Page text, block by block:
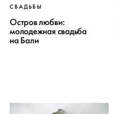
СВАДЬБЫ
Остров любви:
молодежная свадьба
на Бали